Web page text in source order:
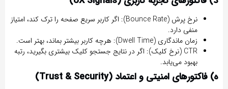
نرخ پرش (Bounce Rate):
اگر کاربر سریع صفحه را ترک کند، امتیاز
منفی دارد.
زمان ماندگاری (Dwell Time):
هرچه کاربر بیشتر بماند، بهتر است.
CTR (نرخ کلیک):
اگر در نتایج جستجو کلیک بیشتری بگیرید، رتبه
بهبود می‌یابد.
ه) فاکتورهای امنیتی و اعتماد (Trust & Security)